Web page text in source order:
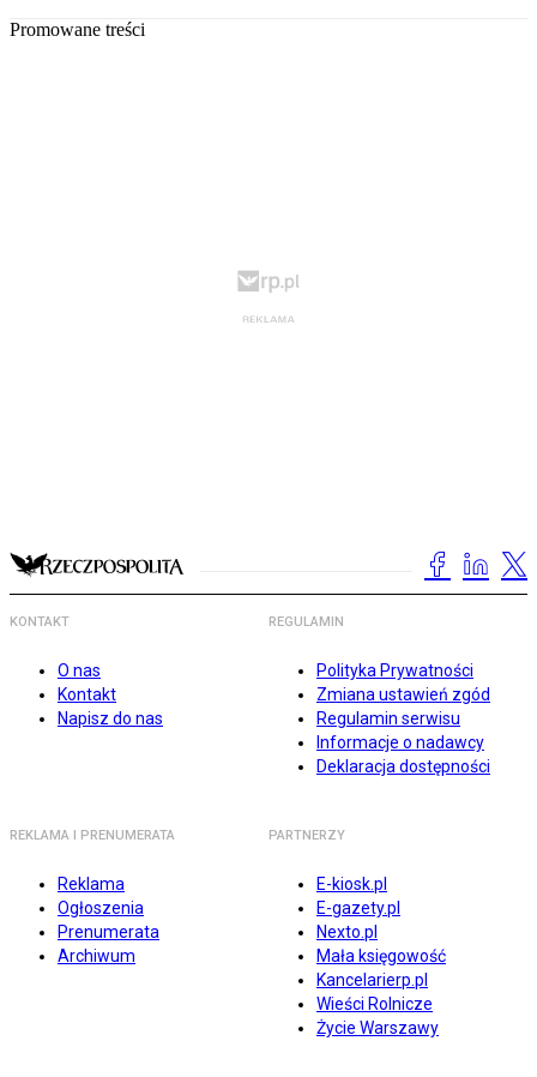
Promowane treści
KONTAKT
O nas
Kontakt
Napisz do nas
REGULAMIN
Polityka Prywatności
Zmiana ustawień zgód
Regulamin serwisu
Informacje o nadawcy
Deklaracja dostępności
REKLAMA I PRENUMERATA
Reklama
Ogłoszenia
Prenumerata
Archiwum
PARTNERZY
E-kiosk.pl
E-gazety.pl
Nexto.pl
Mała księgowość
Kancelarierp.pl
Wieści Rolnicze
Życie Warszawy